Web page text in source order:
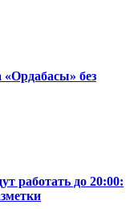
без
работать до 20:00: